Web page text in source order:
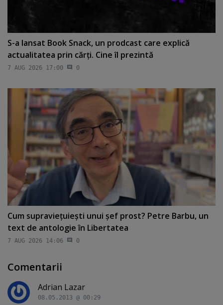
S-a lansat Book Snack, un prodcast care explică
actualitatea prin cărţi. Cine îl prezintă
7 AUG 2026 17:00 0
Cum supravieţuieşti unui şef prost? Petre Barbu, un
text de antologie în Libertatea
7 AUG 2026 14:06 0
Comentarii
Adrian Lazar
08.05.2013 @ 00:29